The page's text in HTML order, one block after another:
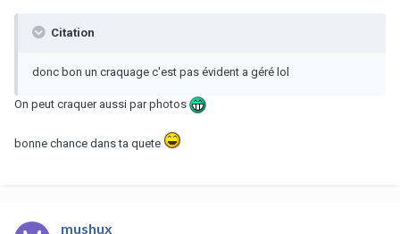
Citation
donc bon un craquage c'est pas évident a géré lol
On peut craquer aussi par photos
bonne chance dans ta quete
mushux